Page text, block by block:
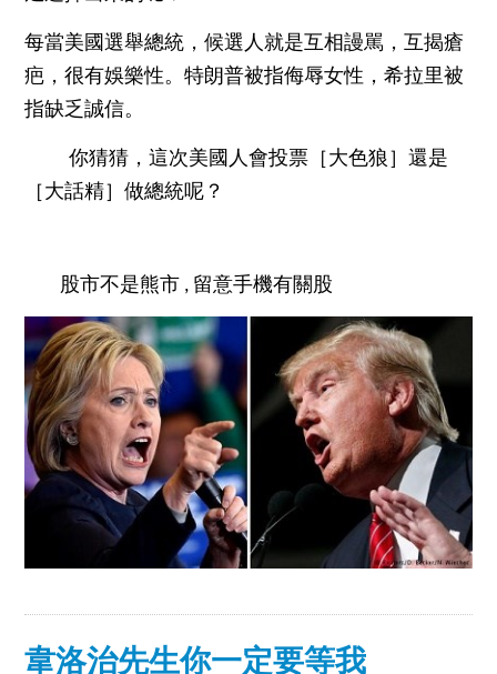
每當美國選舉總統，候選人就是互相謾駡，互揭瘡
疤，很有娛樂性。特朗普被指侮辱女性，希拉里被
指缺乏誠信。
你猜猜，這次美國人會投票［大色狼］還是
［大話精］做總統呢？
股市不是熊市 , 留意手機有關股
韋洛治先生你一定要等我